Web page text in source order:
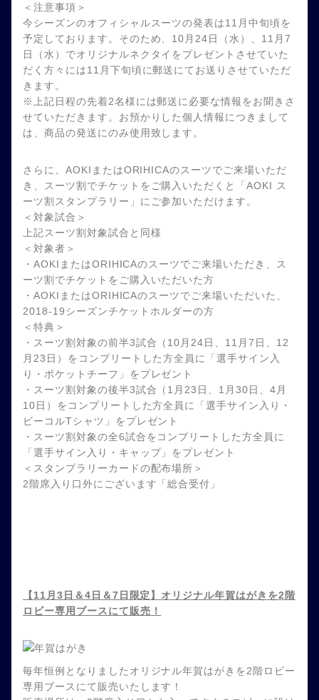
＜注意事項＞
今シーズンのオフィシャルスーツの発表は11月中旬頃を
予定しております。そのため、10月24日（水）、11月7
日（水）でオリジナルネクタイをプレゼントさせていた
だく方々には11月下旬頃に郵送にてお送りさせていただ
きます。
※上記日程の先着2名様には郵送に必要な情報をお聞きさ
せていただきます。お預かりした個人情報につきまして
は、商品の発送にのみ使用致します。
さらに、AOKIまたはORIHICAのスーツでご来場いただ
き、スーツ割でチケットをご購入いただくと「AOKI ス
ーツ割スタンプラリー」にご参加いただけます。
＜対象試合＞
上記スーツ割対象試合と同様
＜対象者＞
・AOKIまたはORIHICAのスーツでご来場いただき、ス
ーツ割でチケットをご購入いただいた方
・AOKIまたはORIHICAのスーツでご来場いただいた、
2018-19シーズンチケットホルダーの方
＜特典＞
・スーツ割対象の前半3試合（10月24日、11月7日、12
月23日）をコンプリートした方全員に「選手サイン入
り・ポケットチーフ」をプレゼント
・スーツ割対象の後半3試合（1月23日、1月30日、4月
10日）をコンプリートした方全員に「選手サイン入り・
ビーコルTシャツ」をプレゼント
・スーツ割対象の全6試合をコンプリートした方全員に
「選手サイン入り・キャップ」をプレゼント
＜スタンプラリーカードの配布場所＞
2階席入り口外にございます「総合受付」
【11月3日＆4日＆7日限定】オリジナル年賀はがきを2階
ロビー専用ブースにて販売！
毎年恒例となりましたオリジナル年賀はがきを2階ロビー
専用ブースにて販売いたします！